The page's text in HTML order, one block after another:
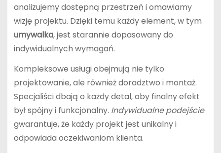
analizujemy dostępną przestrzeń i omawiamy
wizję projektu. Dzięki temu każdy element, w tym
umywalka, jest starannie dopasowany do
indywidualnych wymagań.
Kompleksowe usługi obejmują nie tylko
projektowanie, ale również doradztwo i montaż.
Specjaliści dbają o każdy detal, aby finalny efekt
był spójny i funkcjonalny. Indywidualne podejście
gwarantuje, że każdy projekt jest unikalny i
odpowiada oczekiwaniom klienta.